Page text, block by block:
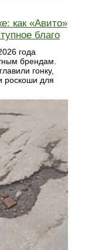
как «Авито»
благо
года
брендам.
гонку,
роскоши для